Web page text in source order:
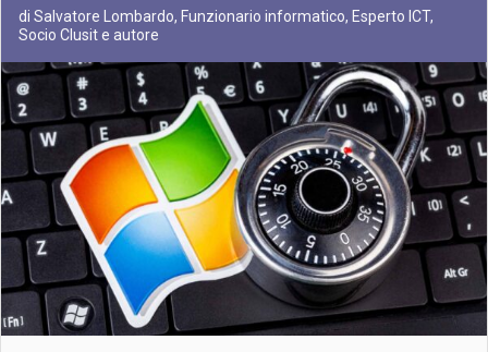
di Salvatore Lombardo, Funzionario informatico, Esperto ICT,
Socio Clusit e autore